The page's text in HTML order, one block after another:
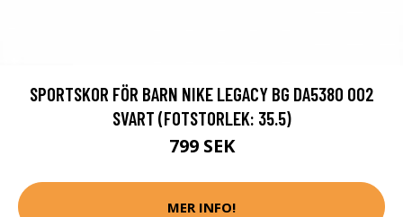
SPORTSKOR FÖR BARN NIKE LEGACY BG DA5380 002
SVART (FOTSTORLEK: 35.5)
799 SEK
MER INFO!